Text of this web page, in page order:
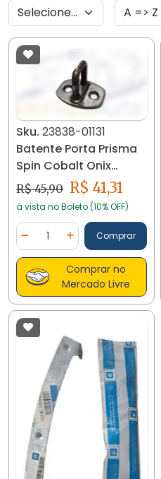
Sku. 23838-01131
Batente Porta Prisma
Spin Cobalt Onix
23838
R$ 45,90 R$ 41,31
à vista no Boleto (10% OFF)
Diminuir Quantidade
Quantidade
Adicionar Quantidade
Comprar
Comprar no
Mercado Livre